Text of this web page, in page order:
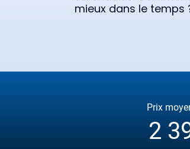
mieux dans le temps
Prix
2